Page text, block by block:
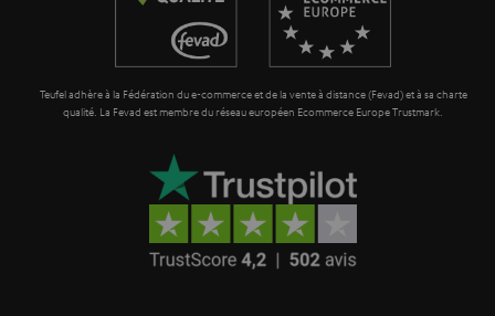
Teufel adhère à la Fédération du e-commerce et de la vente à distance (Fevad) et à sa charte
qualité. La Fevad est membre du réseau européen Ecommerce Europe Trustmark.